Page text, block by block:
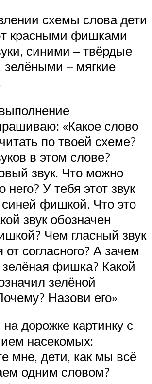
схемы слова дети
красными фишками
синими – твёрдые
зелёными – мягкие
«Какое слово
по твоей схеме?
в этом слове?
звук. Что можно
него? У тебя этот звук
синей фишкой. Что это
звук обозначен
Чем гласный звук
от согласного? А зачем
фишка? Какой
зелёной
Назови его».
дорожке картинку с
насекомых:
мне, дети, как мы всё
одним словом?